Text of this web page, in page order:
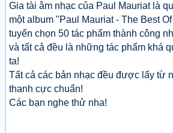
Gia tài âm nhạc của Paul Mauriat là
một album "Paul Mauriat - The Best
tuyển chọn 50 tác phẩm thành công
và tất cả đều là những tác phẩm khá
ta!
Tất cả các bản nhạc đều được lấy từ
thanh cực chuẩn!
Các bạn nghe thử nha!